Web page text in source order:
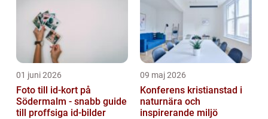
01 juni 2026
Foto till id-kort på
Södermalm - snabb guide
till proffsiga id-bilder
09 maj 2026
Konferens kristianstad i
naturnära och
inspirerande miljö